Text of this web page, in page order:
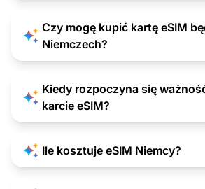
Czy mogę kupić kartę eSIM
Niemczech?
Kiedy rozpoczyna się
karcie eSIM?
Ile kosztuje eSIM Niemcy?